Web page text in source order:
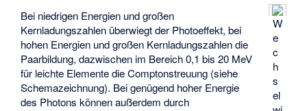
W
e
c
h
s
el
Bei niedrigen Energien und großen
Kernladungszahlen überwiegt der Photoeffekt, bei
hohen Energien und großen Kernladungszahlen die
Paarbildung, dazwischen im Bereich 0,1 bis 20 MeV
für leichte Elemente die Comptonstreuung (siehe
Schemazeichnung). Bei genügend hoher Energie
des Photons können außerdem durch